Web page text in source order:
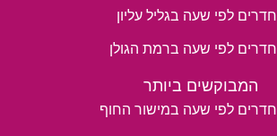
חדרים לפי שעה בגליל עליון
חדרים לפי שעה ברמת הגולן
המבוקשים ביותר
חדרים לפי שעה במישור החוף